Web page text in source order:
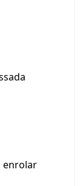
enrolar